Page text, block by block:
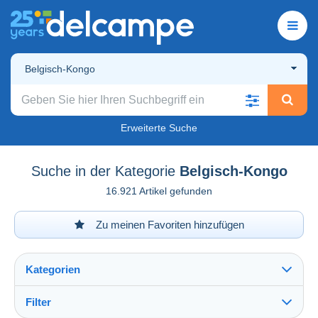
Belgisch-Kongo
Erweiterte Suche
Suche in der Kategorie Belgisch-Kongo
16.921 Artikel gefunden
Zu meinen Favoriten hinzufügen
Kategorien
Filter